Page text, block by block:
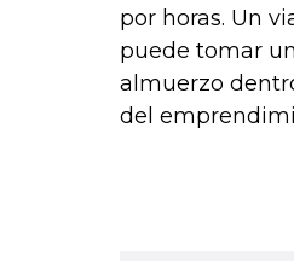
por horas. Un
puede tomar
almuerzo
del